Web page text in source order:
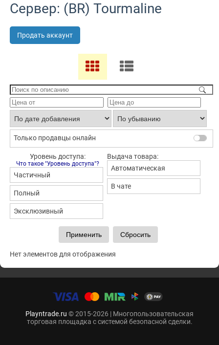
Сервер: (BR) Tourmaline
Продать аккаунт
Только продавцы онлайн
Уровень доступа:
Что такое "Уровень доступа"?
Частичный
Полный
Эксклюзивный
Выдача товара:
Автоматическая
В чате
Нет элементов для отображения
Playntrade.ru © 2015-2026 | Многопользовательская
торговая площадка с системой безопасной сделки.